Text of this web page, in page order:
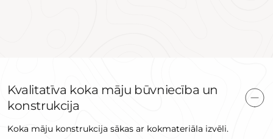
Kvalitatīva koka māju būvniecība un
konstrukcija
Koka māju konstrukcija sākas ar kokmateriāla izvēli.